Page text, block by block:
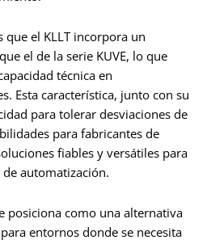
que el KLLT incorpora un
el de la serie KUVE, lo que
técnica en
Esta característica, junto con su
para tolerar desviaciones de
para fabricantes de
fiables y versátiles para
automatización.
posiciona como una alternativa
entornos donde se necesita